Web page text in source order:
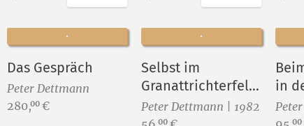
Das Gespräch
Peter Dettmann
Preis:
280,00 €
Selbst im
Granattrichterfeld
(II)
Peter Dettmann | 1982
Preis:
00
in
00